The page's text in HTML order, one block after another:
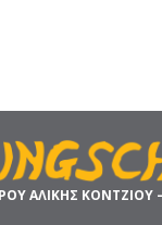
ΑΛΙΚΗΣ ΚΟΝΤΖΙΟΥ